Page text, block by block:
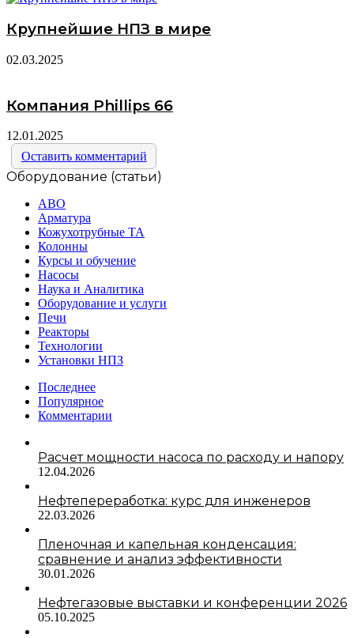
Крупнейшие НПЗ в мире
02.03.2025
Компания Phillips 66
12.01.2025
Оставить комментарий
Оборудование (статьи)
АВО
Арматура
Кожухотрубные ТА
Колонны
Курсы и обучение
Насосы
Наука и Аналитика
Оборудование и услуги
Печи
Реакторы
Технологии
Установки НПЗ
Последнее
Популярное
Комментарии
Расчет мощности насоса по расходу и напору
12.04.2026
Нефтепереработка: курс для инженеров
22.03.2026
Пленочная и капельная конденсация:
сравнение и анализ эффективности
30.01.2026
Нефтегазовые выставки и конференции 2026
05.10.2025